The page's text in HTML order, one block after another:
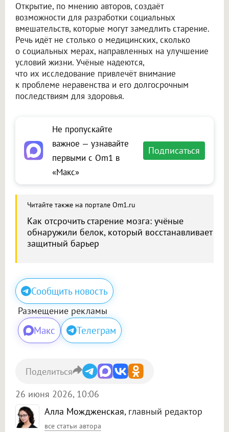
Открытие, по мнению авторов, создаёт
возможности для разработки социальных
вмешательств, которые могут замедлить старение.
Речь идёт не столько о медицинских, сколько
о социальных мерах, направленных на улучшение
условий жизни. Учёные надеются,
что их исследование привлечёт внимание
к проблеме неравенства и его долгосрочным
последствиям для здоровья.
Не пропускайте
важное — узнавайте
первыми с Om1 в
«Макс»
Подписаться
Читайте также на портале Om1.ru
Как отсрочить старение мозга: учёные
обнаружили белок, который восстанавливает
защитный барьер
Сообщить новость
Размещение рекламы
Макс Телеграм
Алла Мождженская, главный редактор
все статьи автора
26 июня 2026, 10:06
Поделиться